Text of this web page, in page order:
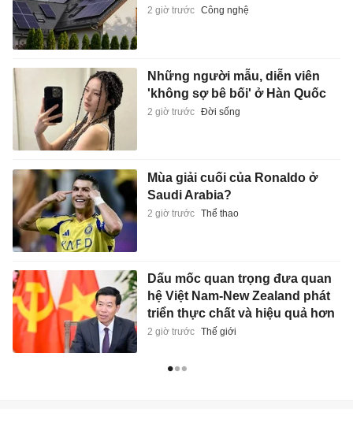
2 giờ trước Công nghệ
Những người mẫu, diễn viên
'không sợ bê bối' ở Hàn Quốc
2 giờ trước Đời sống
Mùa giải cuối của Ronaldo ở
Saudi Arabia?
2 giờ trước Thể thao
Dấu mốc quan trọng đưa quan
hệ Việt Nam-New Zealand phát
triển thực chất và hiệu quả hơn
2 giờ trước Thế giới